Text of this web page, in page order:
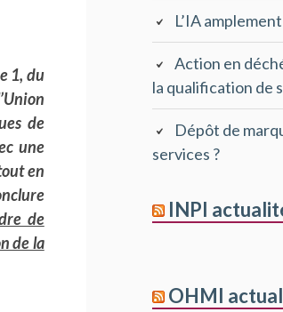
1, du
de
une
en
de
de la
L’IA
Action en
la qualification de
Dépôt de
services ?
INPI
OHMI